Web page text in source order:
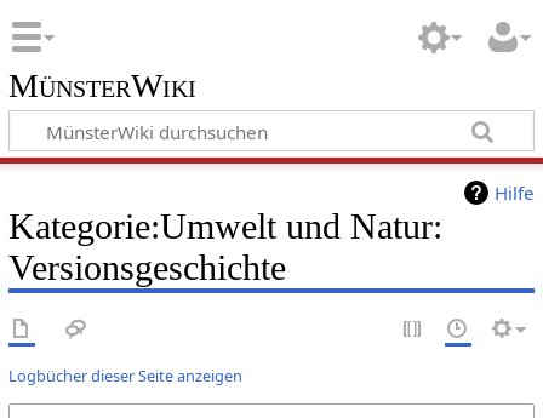
MünsterWiki
Hilfe
Kategorie:Umwelt und Natur:
Versionsgeschichte
Logbücher dieser Seite anzeigen